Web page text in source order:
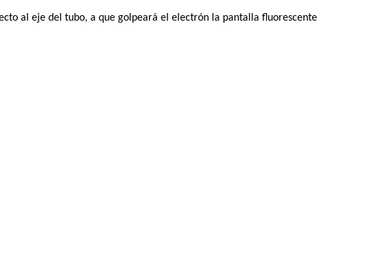
al eje del tubo, a que golpeará el electrón la pantalla fluorescente